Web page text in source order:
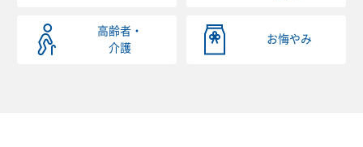
高齢者・
介護
お悔やみ